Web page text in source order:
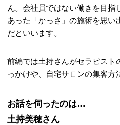
ん。会社員ではない働きを目指
あった「かっさ」の施術を思い
だといいます。
前編では土持さんがセラピスト
っかけや、自宅サロンの集客方
お話を伺ったのは…
土持美穂さん